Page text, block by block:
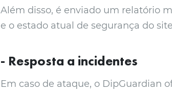
Além disso, é enviado um relatório
e o estado atual de segurança do
- Resposta a incidentes
Em caso de ataque, o DipGuardian